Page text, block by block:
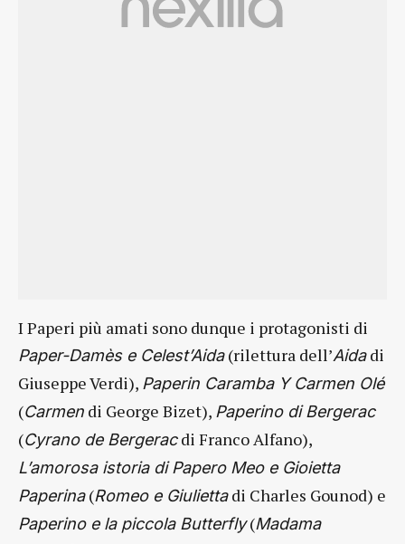
I Paperi più amati sono dunque i protagonisti di
Paper-Damès e Celest’Aida(rilettura dell’Aidadi
Giuseppe Verdi), Paperin Caramba Y Carmen Olé
(Carmen di George Bizet), Paperino di Bergerac
(Cyrano de Bergeracdi Franco Alfano),
L’amorosa istoria di Papero Meo e Gioietta
Paperina(Romeo e Giuliettadi Charles Gounod) e
Paperino e la piccola Butterfly(Madama